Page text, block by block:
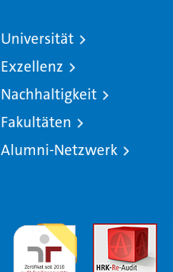
Universität
Exzellenz
Nachhaltigkeit
Fakultäten
Alumni-Netzwerk